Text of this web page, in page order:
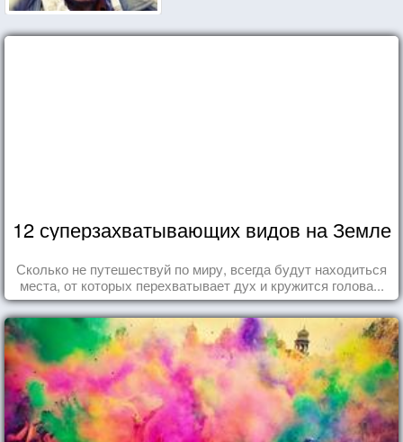
12 суперзахватывающих видов на Земле
Сколько не путешествуй по миру, всегда будут находиться
места, от которых перехватывает дух и кружится голова...